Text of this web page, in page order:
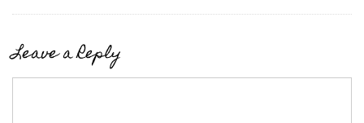
Leave a Reply